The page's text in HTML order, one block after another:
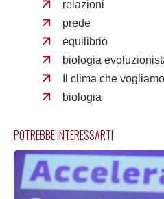
relazioni
prede
equilibrio
biologia
Il clima che vogliamo
biologia
POTREBBE INTERESSARTI